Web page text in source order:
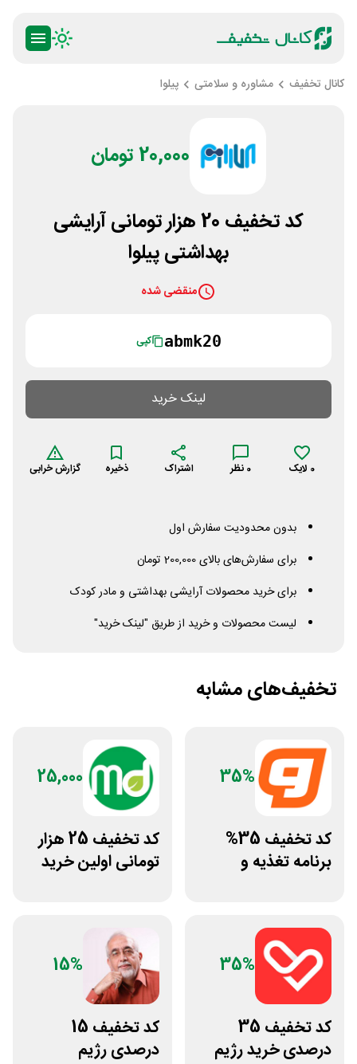
کانال تخفیف مشاوره و سلامتی پیلوا
20,000 تومان
کد تخفیف 20 هزار تومانی آرایشی
بهداشتی پیلوا
منقضی شده
abmk20 کپی
لینک خرید
0 لایک 0 نظر اشتراک ذخیره گزارش خرابی
بدون محدودیت سفارش اول
برای سفارش‌های بالای 200,000 تومان
برای خرید محصولات آرایشی بهداشتی و مادر کودک
لیست محصولات و خرید از طریق "لینک خرید"
تخفیف‌های مشابه
35%
کد تخفیف 35%
برنامه تغذیه و
25,000
کد تخفیف 25 هزار
تومانی اولین خرید
35%
کد تخفیف 35
درصدی خرید رژیم
15%
کد تخفیف 15
درصدی رژیم